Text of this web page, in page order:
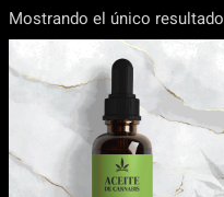
Mostrando el único resultado